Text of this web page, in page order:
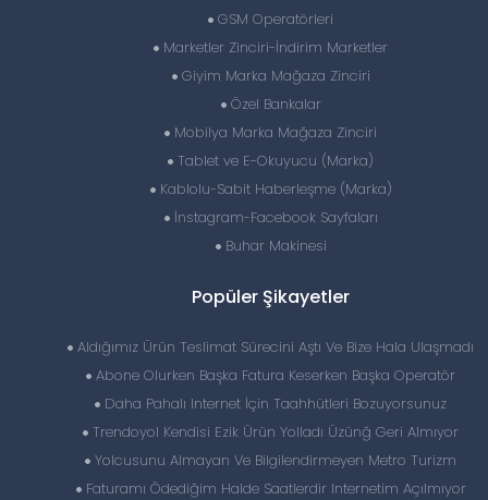
GSM Operatörleri
Marketler Zinciri-İndirim Marketler
Giyim Marka Mağaza Zinciri
Özel Bankalar
Mobilya Marka Mağaza Zinciri
Tablet ve E-Okuyucu (Marka)
Kablolu-Sabit Haberleşme (Marka)
İnstagram-Facebook Sayfaları
Buhar Makinesi
Popüler Şikayetler
Aldığımız Ürün Teslimat Sürecini Aştı Ve Bize Hala Ulaşmadı
Abone Olurken Başka Fatura Keserken Başka Operatör
Daha Pahalı Internet İçin Taahhütleri Bozuyorsunuz
Trendoyol Kendisi Ezik Ürün Yolladı Üzünğ Geri Almıyor
Yolcusunu Almayan Ve Bilgilendirmeyen Metro Turizm
Faturamı Ödediğim Halde Saatlerdir Internetim Açılmıyor